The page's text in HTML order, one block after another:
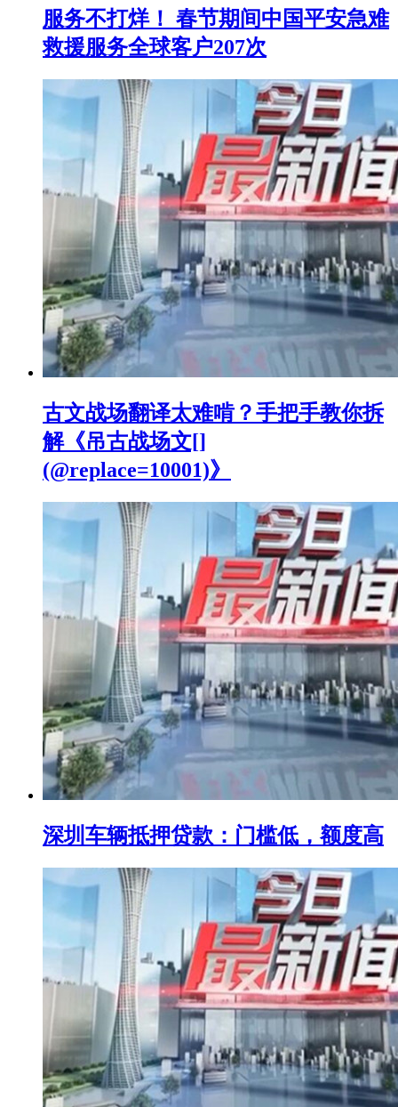
服务不打烊！ 春节期间中国平安急难
救援服务全球客户207次
古文战场翻译太难啃？手把手教你拆
解《吊古战场文[]
(@replace=10001)》
深圳车辆抵押贷款：门槛低，额度高